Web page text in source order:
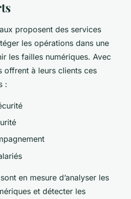
proposent des services
les opérations dans une
les failles numériques. Avec
offrent à leurs clients ces
:
en mesure d’analyser les
et détecter les